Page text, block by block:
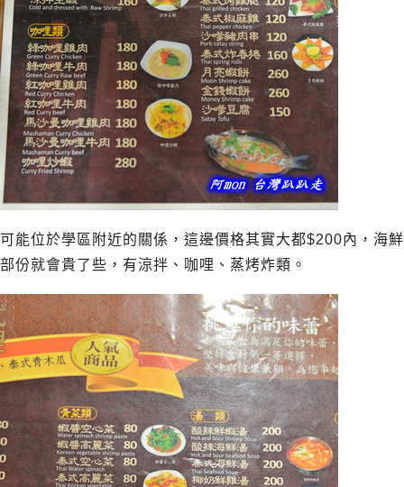
可能位於學區附近的關係，這邊價格其實大都$200內，海鮮
部份就會貴了些，有涼拌、咖哩、蒸烤炸類。